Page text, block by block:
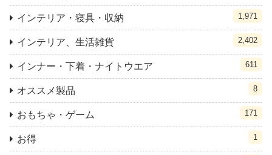
インテリア・寝具・収納 1,971
インテリア、生活雑貨 2,402
インナー・下着・ナイトウエア 611
オススメ製品 8
おもちゃ・ゲーム 171
お得 1